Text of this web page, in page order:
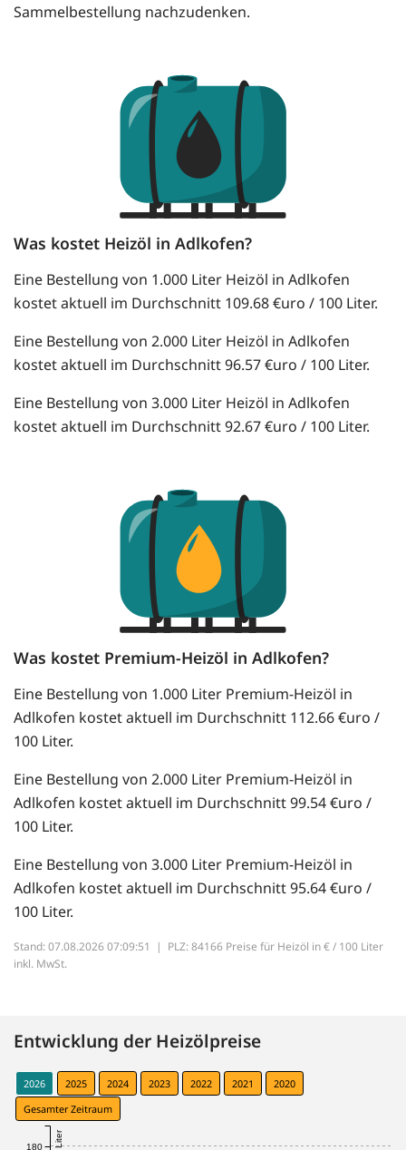
Sammelbestellung nachzudenken.
Was kostet Heizöl in Adlkofen?
Eine Bestellung von 1.000 Liter Heizöl in Adlkofen
kostet aktuell im Durchschnitt 109.68 €uro / 100 Liter.
Eine Bestellung von 2.000 Liter Heizöl in Adlkofen
kostet aktuell im Durchschnitt 96.57 €uro / 100 Liter.
Eine Bestellung von 3.000 Liter Heizöl in Adlkofen
kostet aktuell im Durchschnitt 92.67 €uro / 100 Liter.
Was kostet Premium-Heizöl in Adlkofen?
Eine Bestellung von 1.000 Liter Premium-Heizöl in
Adlkofen kostet aktuell im Durchschnitt 112.66 €uro /
100 Liter.
Eine Bestellung von 2.000 Liter Premium-Heizöl in
Adlkofen kostet aktuell im Durchschnitt 99.54 €uro /
100 Liter.
Eine Bestellung von 3.000 Liter Premium-Heizöl in
Adlkofen kostet aktuell im Durchschnitt 95.64 €uro /
100 Liter.
Stand: 07.08.2026 07:09:51 | PLZ: 84166 Preise für Heizöl in € / 100 Liter
inkl. MwSt.
Entwicklung der Heizölpreise
2026 2025 2024 2023 2022 2021
2020
Gesamter Zeitraum
180